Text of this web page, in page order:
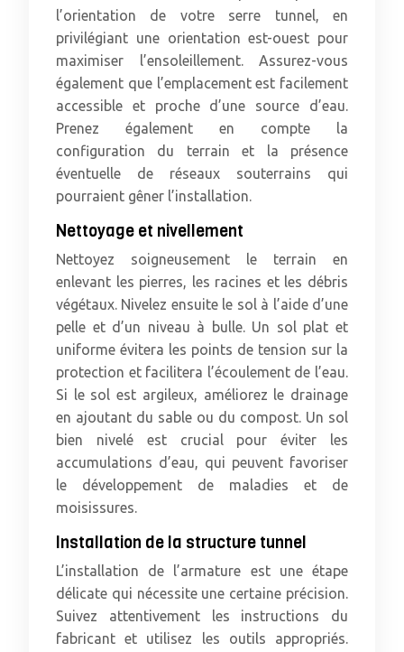
l’orientation de votre serre tunnel, en
privilégiant une orientation est-ouest pour
maximiser l’ensoleillement. Assurez-vous
également que l’emplacement est facilement
accessible et proche d’une source d’eau.
Prenez également en compte la
configuration du terrain et la présence
éventuelle de réseaux souterrains qui
pourraient gêner l’installation.
Nettoyage et nivellement
Nettoyez soigneusement le terrain en
enlevant les pierres, les racines et les débris
végétaux. Nivelez ensuite le sol à l’aide d’une
pelle et d’un niveau à bulle. Un sol plat et
uniforme évitera les points de tension sur la
protection et facilitera l’écoulement de l’eau.
Si le sol est argileux, améliorez le drainage
en ajoutant du sable ou du compost. Un sol
bien nivelé est crucial pour éviter les
accumulations d’eau, qui peuvent favoriser
le développement de maladies et de
moisissures.
Installation de la structure tunnel
L’installation de l’armature est une étape
délicate qui nécessite une certaine précision.
Suivez attentivement les instructions du
fabricant et utilisez les outils appropriés.